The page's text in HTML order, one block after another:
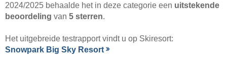
2024/2025 behaalde het in deze categorie een uitstekende
beoordeling van 5 sterren.
Het uitgebreide testrapport vindt u op Skiresort:
Snowpark Big Sky Resort